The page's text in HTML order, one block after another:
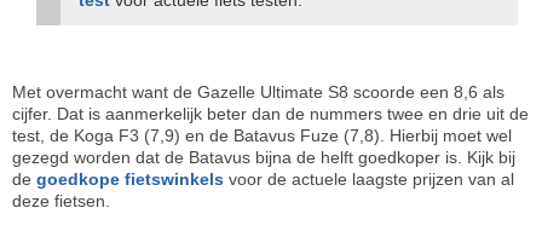
Met overmacht want de Gazelle Ultimate S8 scoorde een 8,6 als
cijfer. Dat is aanmerkelijk beter dan de nummers twee en drie uit de
test, de Koga F3 (7,9) en de Batavus Fuze (7,8). Hierbij moet wel
gezegd worden dat de Batavus bijna de helft goedkoper is. Kijk bij
de goedkope fietswinkels voor de actuele laagste prijzen van al
deze fietsen.